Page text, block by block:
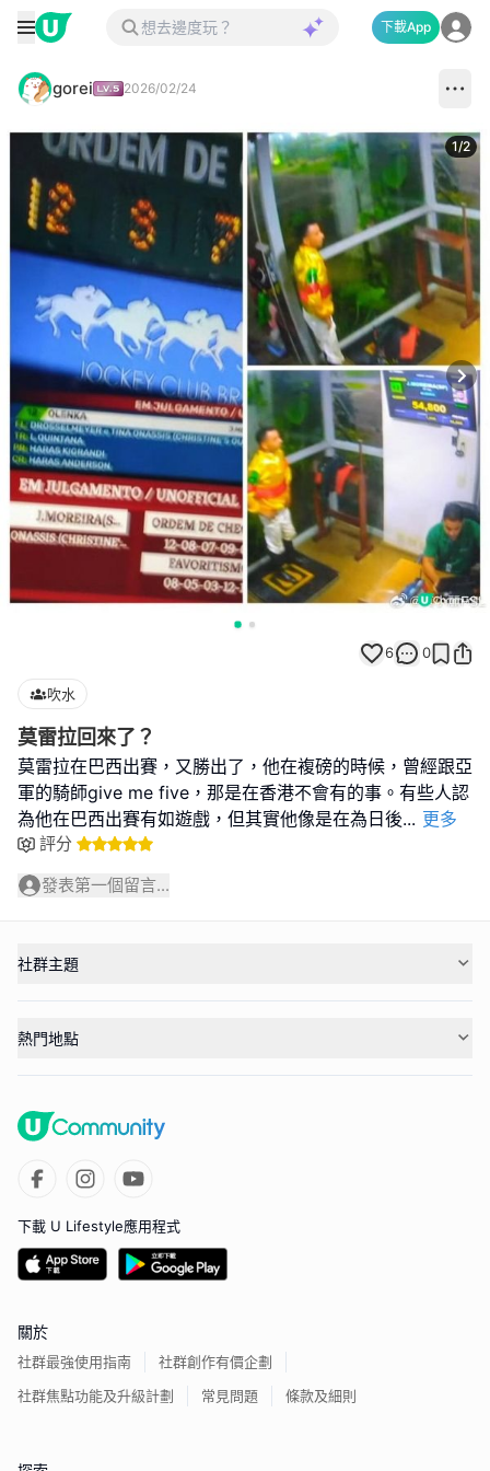
下載App
gorei 2026/02/24
1/2
6 0
吹水
莫雷拉回來了？
莫雷拉在巴西出賽，又勝出了，他在複磅的時候，曾經跟亞
軍的騎師give me five，那是在香港不會有的事。有些人認
為他在巴西出賽有如遊戲，但其實他像是在為日後... 更多
評分
發表第一個留言...
社群主題
熱門地點
下載 U Lifestyle應用程式
關於
社群最強使用指南
社群創作有價企劃
社群焦點功能及升級計劃
常見問題 條款及細則